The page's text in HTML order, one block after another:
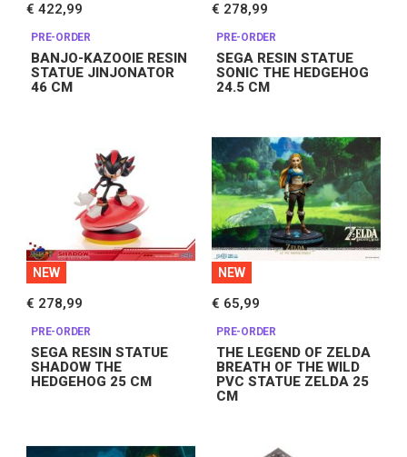
BANJO-KAZOOIE RESIN
STATUE JINJONATOR
46 CM
€ 422,99
PRE-ORDER
SEGA RESIN STATUE
SONIC THE HEDGEHOG
24.5 CM
€ 278,99
PRE-ORDER
NEW
SEGA RESIN STATUE
SHADOW THE
HEDGEHOG 25 CM
€ 278,99
PRE-ORDER
NEW
THE LEGEND OF ZELDA
BREATH OF THE WILD
PVC STATUE ZELDA 25
CM
€ 65,99
PRE-ORDER